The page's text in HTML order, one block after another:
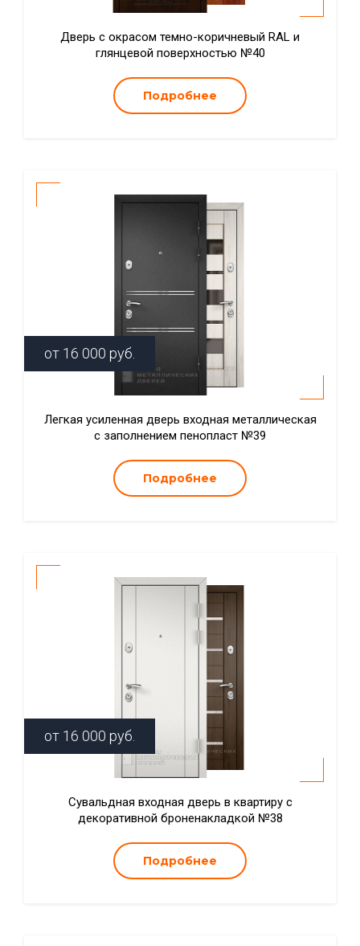
Дверь с окрасом темно-коричневый RAL и
глянцевой поверхностью №40
Подробнее
от 16 000 руб.
Легкая усиленная дверь входная металлическая
с заполнением пенопласт №39
Подробнее
от 16 000 руб.
Сувальдная входная дверь в квартиру с
декоративной броненакладкой №38
Подробнее